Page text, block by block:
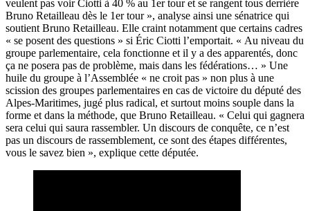
veulent pas voir Ciotti à 40 % au 1er tour et se rangent tous derrière
Bruno Retailleau dès le 1er tour », analyse ainsi une sénatrice qui
soutient Bruno Retailleau. Elle craint notamment que certains cadres
« se posent des questions » si Éric Ciotti l’emportait. « Au niveau du
groupe parlementaire, cela fonctionne et il y a des apparentés, donc
ça ne posera pas de problème, mais dans les fédérations… » Une
huile du groupe à l’Assemblée « ne croit pas » non plus à une
scission des groupes parlementaires en cas de victoire du député des
Alpes-Maritimes, jugé plus radical, et surtout moins souple dans la
forme et dans la méthode, que Bruno Retailleau. « Celui qui gagnera
sera celui qui saura rassembler. Un discours de conquête, ce n’est
pas un discours de rassemblement, ce sont des étapes différentes,
vous le savez bien », explique cette députée.